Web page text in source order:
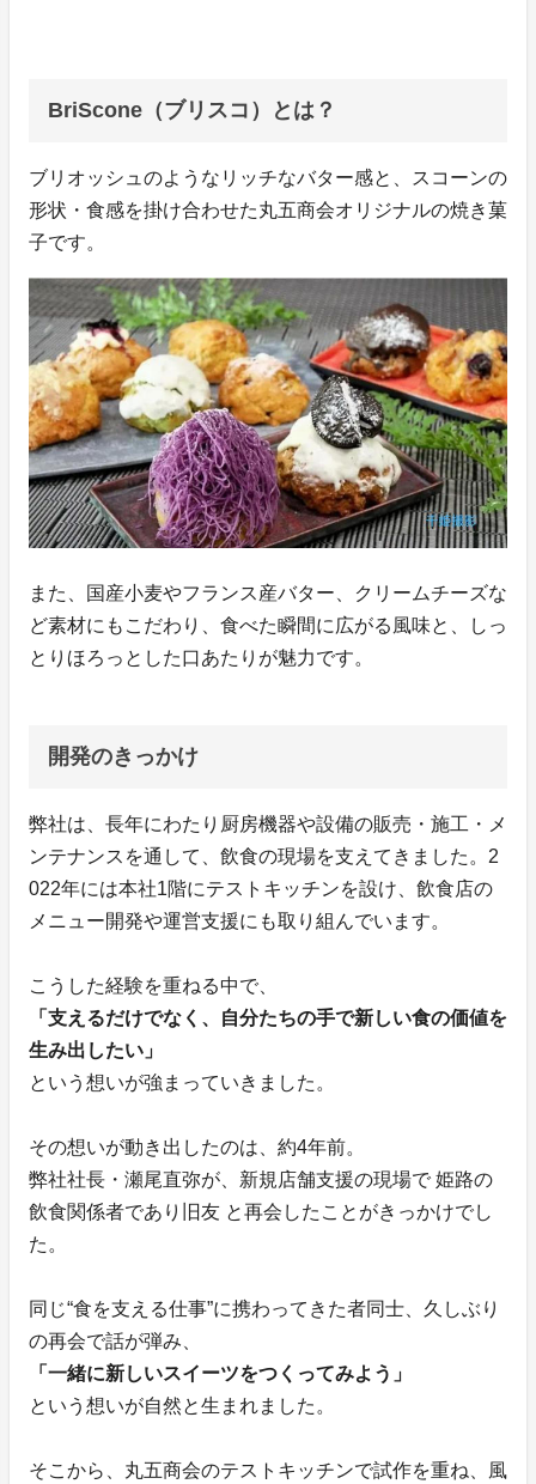
BriScone（ブリスコ）とは？
ブリオッシュのようなリッチなバター感と、スコーンの
形状・食感を掛け合わせた丸五商会オリジナルの焼き菓
子です。
また、国産小麦やフランス産バター、クリームチーズな
ど素材にもこだわり、食べた瞬間に広がる風味と、しっ
とりほろっとした口あたりが魅力です。
開発のきっかけ
弊社は、長年にわたり厨房機器や設備の販売・施工・メ
ンテナンスを通して、飲食の現場を支えてきました。2
022年には本社1階にテストキッチンを設け、飲食店の
メニュー開発や運営支援にも取り組んでいます。
こうした経験を重ねる中で、
「支えるだけでなく、自分たちの手で新しい食の価値を
生み出したい」
という想いが強まっていきました。
その想いが動き出したのは、約4年前。
弊社社長・瀬尾直弥が、新規店舗支援の現場で 姫路の
飲食関係者であり旧友 と再会したことがきっかけでし
た。
同じ“食を支える仕事”に携わってきた者同士、久しぶり
の再会で話が弾み、
「一緒に新しいスイーツをつくってみよう」
という想いが自然と生まれました。
そこから、丸五商会のテストキッチンで試作を重ね、風